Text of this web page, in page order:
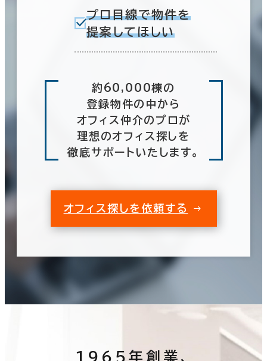
プロ目線で物件を
提案してほしい
約60,000棟の
登録物件の中から
オフィス仲介のプロが
理想のオフィス探しを
徹底サポートいたします。
オフィス探しを依頼する
1965年創業、